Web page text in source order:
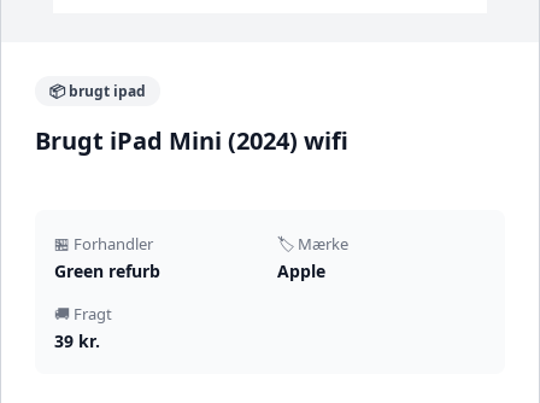
📦 brugt ipad
Brugt iPad Mini (2024) wifi
🏪 Forhandler
Green refurb
🏷️ Mærke
Apple
🚚 Fragt
39 kr.